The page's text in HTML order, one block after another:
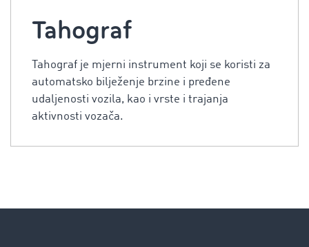
Tahograf
Tahograf je mjerni instrument koji se koristi za
automatsko bilježenje brzine i pređene
udaljenosti vozila, kao i vrste i trajanja
aktivnosti vozača.